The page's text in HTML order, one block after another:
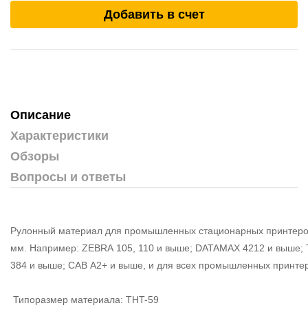
Добавить в счет
Описание
Характеристики
Обзоры
Вопросы и ответы
Рулонный материал для промышленных стационарных
мм. Например: ZEBRA 105, 110 и выше; DATAMAX 4212 и выше;
384 и выше; CAB A2+ и выше, и для всех промышленных
Типоразмер материала: THT-59